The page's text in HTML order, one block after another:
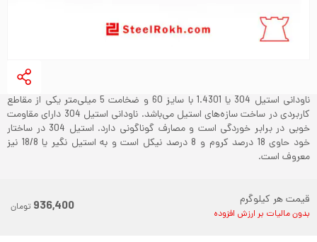
ناودانی استیل 304 یا 1.4301 با سایز 60 و ضخامت 5 میلی‌متر یکی از مقاطع
کاربردی در ساخت سازه‌های استیل می‌باشد. ناودانی استیل 304 دارای مقاومت
خوبی در برابر خوردگی است و مصارف گوناگونی دارد. استیل 304 در ساختار
خود حاوی 18 درصد کروم و 8 درصد نیکل است و به استیل نگیر یا 18/8 نیز
معروف است.
قیمت هر کیلوگرم
بدون مالیات بر ارزش افزوده 936,400 تومان